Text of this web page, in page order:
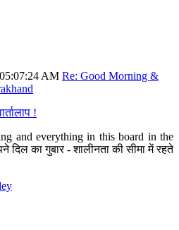
AM Re: Good Morning &
!
and everything in this board in the
दिल का गुबार - शालीनता की सीमा में रहते